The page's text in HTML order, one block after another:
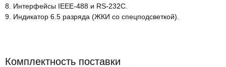
8. Интерфейсы IEEE-488 и RS-232C.
9. Индикатор 6.5 разряда (ЖКИ со спецподсветкой).
Комплектность поставки